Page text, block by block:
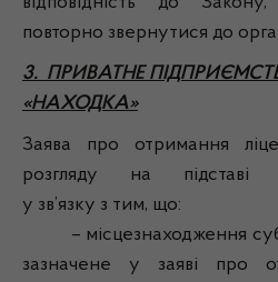
повторно звернутися до
3. ПРИВАТНЕ
«НАХОДКА»
Заява про отримання
розгляду на
у зв’язку з тим, що:
– місцезнаходження
зазначене у заяві про